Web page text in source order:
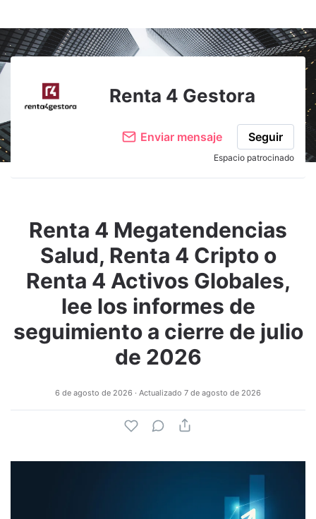
Renta 4 Gestora
Enviar mensaje Seguir
Espacio patrocinado
Renta 4 Megatendencias
Salud, Renta 4 Cripto o
Renta 4 Activos Globales,
lee los informes de
seguimiento a cierre de julio
de 2026
6 de agosto de 2026 · Actualizado 7 de agosto de 2026